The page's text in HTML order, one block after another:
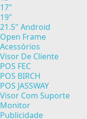
17"
19"
21.5" Android
Open Frame
Acessórios
Visor De Cliente
POS FEC
POS BIRCH
POS JASSWAY
Visor Com Suporte
Monitor
Publicidade